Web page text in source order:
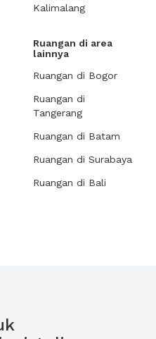
Kalimalang
Ruangan di area
lainnya
Ruangan di Bogor
Ruangan di
Tangerang
Ruangan di Batam
Ruangan di Surabaya
Ruangan di Bali